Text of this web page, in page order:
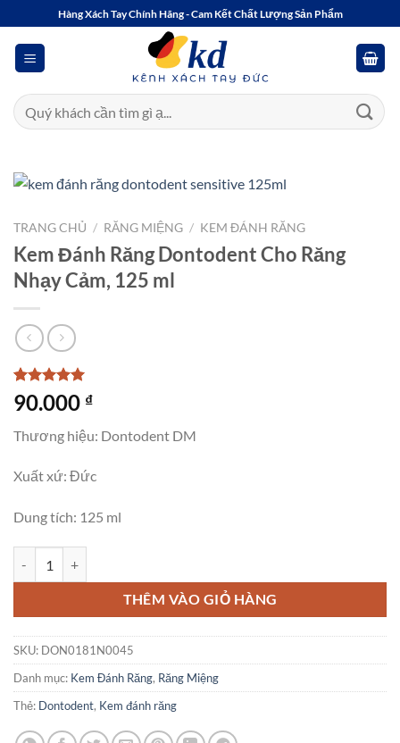
qua
dung
Hàng Xách Tay Chính Hãng - Cam Kết Chất Lượng Sản Phẩm
Tìm
kiếm:
TRANG CHỦ / RĂNG MIỆNG / KEM ĐÁNH RĂNG
Kem Đánh Răng Dontodent Cho Răng
Nhạy Cảm, 125 ml
5trên 5
dựa trên
3
90.000 ₫
Thương hiệu: Dontodent DM
Xuất xứ: Đức
Dung tích: 125 ml
THÊM VÀO GIỎ HÀNG
SKU: DON0181N0045
Danh mục: Kem Đánh Răng, Răng Miệng
Thẻ: Dontodent, Kem đánh răng